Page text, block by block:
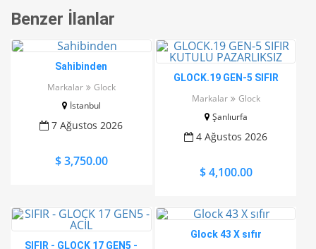
Benzer İlanlar
Sahibinden
Markalar
Glock
İstanbul
7 Ağustos 2026
$ 3,750.00
GLOCK.19 GEN-5 SIFIR
Markalar
Glock
Şanlıurfa
4 Ağustos 2026
$ 4,100.00
SIFIR - GLOCK 17 GEN5 -
Glock 43 X sıfır